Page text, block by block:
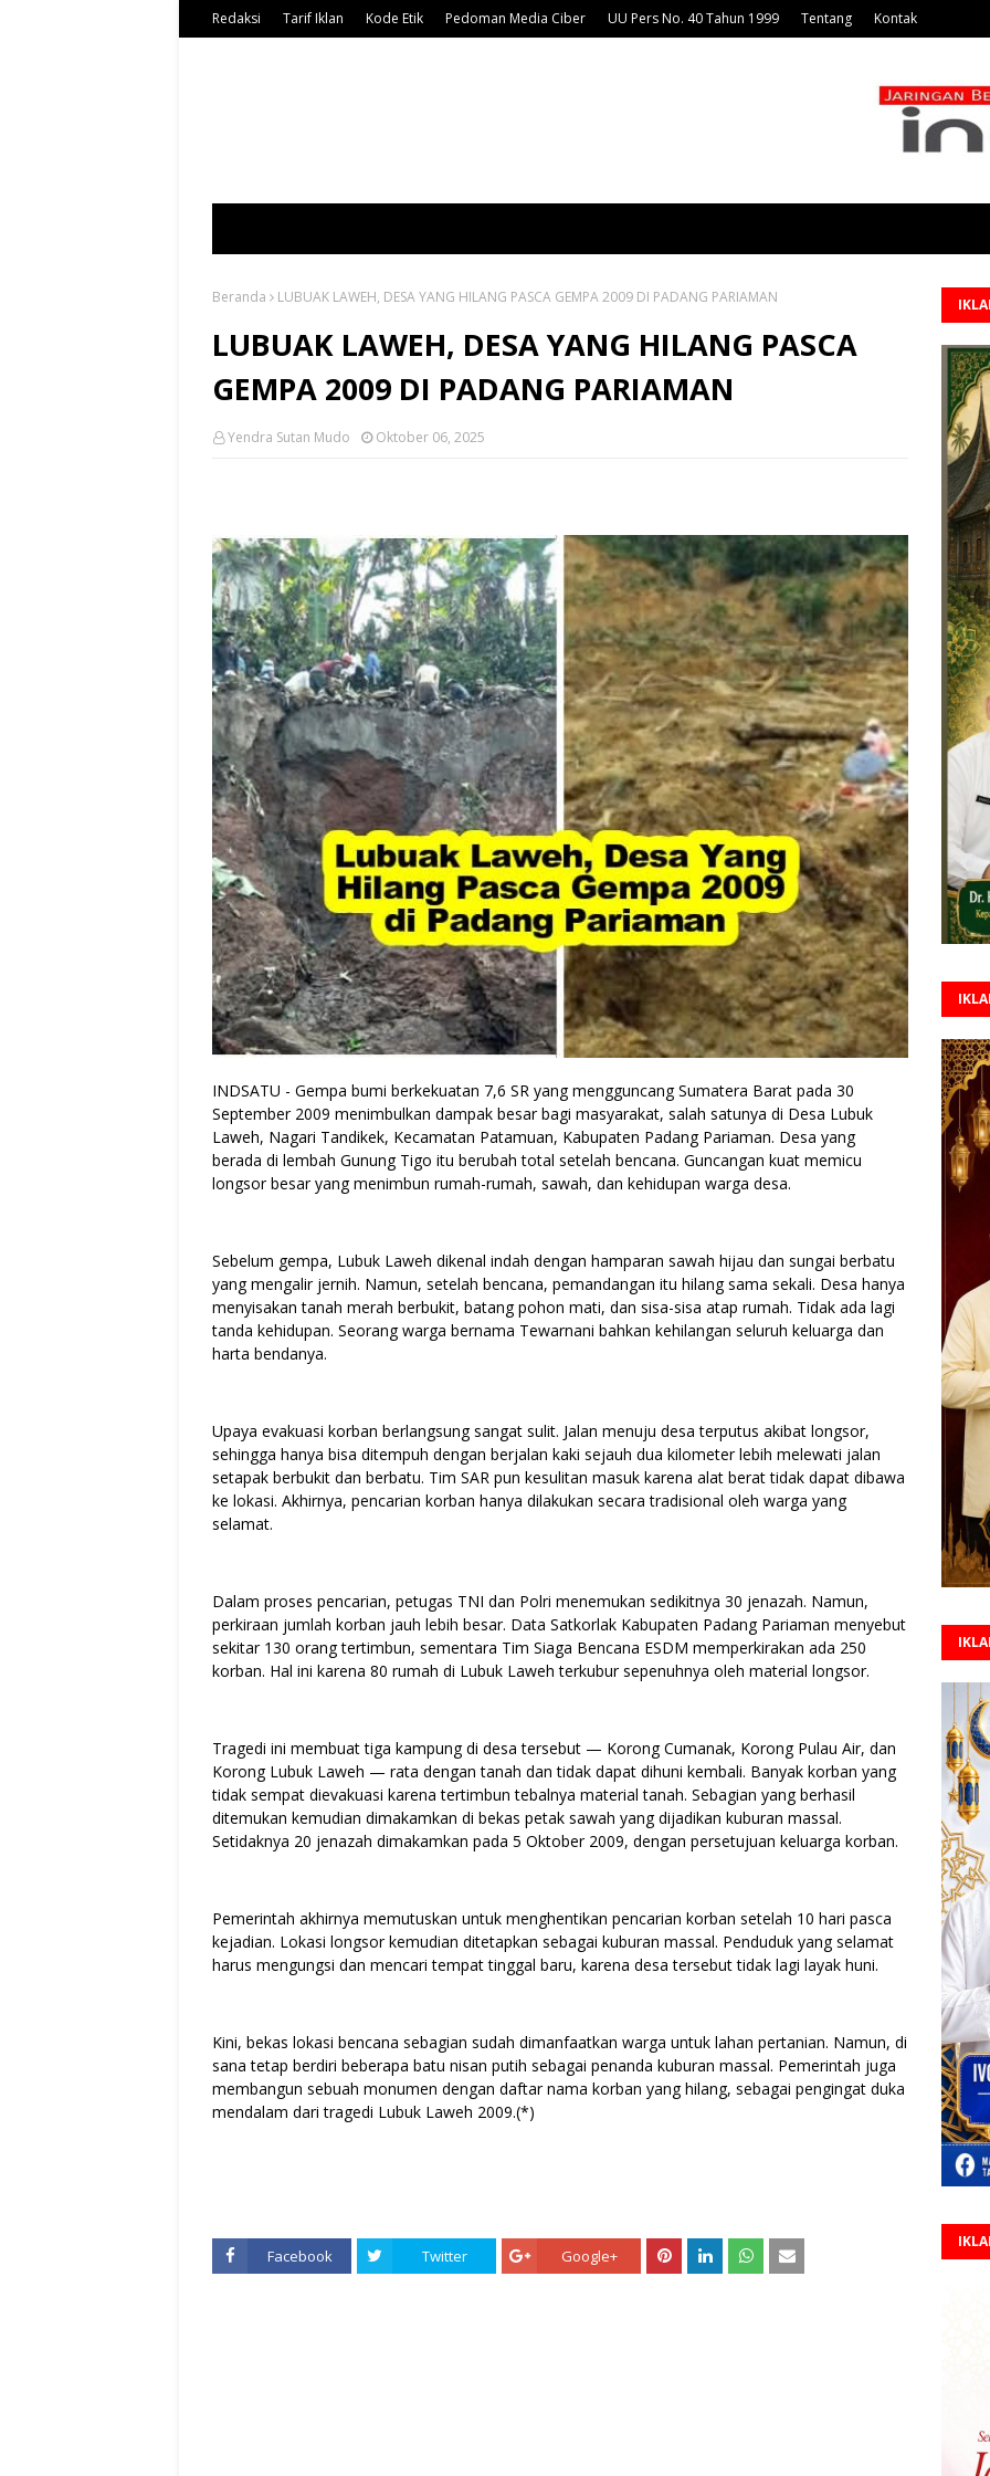
Redaksi Tarif Iklan Kode Etik Pedoman Media Ciber UU Pers No. 40 Tahun 1999 Tentang Kontak
Beranda LUBUAK LAWEH, DESA YANG HILANG PASCA GEMPA 2009 DI PADANG PARIAMAN
LUBUAK LAWEH, DESA YANG HILANG PASCA
GEMPA 2009 DI PADANG PARIAMAN
Yendra Sutan Mudo Oktober 06, 2025
INDSATU - Gempa bumi berkekuatan 7,6 SR yang mengguncang Sumatera Barat pada 30
September 2009 menimbulkan dampak besar bagi masyarakat, salah satunya di Desa Lubuk
Laweh, Nagari Tandikek, Kecamatan Patamuan, Kabupaten Padang Pariaman. Desa yang
berada di lembah Gunung Tigo itu berubah total setelah bencana. Guncangan kuat memicu
longsor besar yang menimbun rumah-rumah, sawah, dan kehidupan warga desa.
Sebelum gempa, Lubuk Laweh dikenal indah dengan hamparan sawah hijau dan sungai berbatu
yang mengalir jernih. Namun, setelah bencana, pemandangan itu hilang sama sekali. Desa hanya
menyisakan tanah merah berbukit, batang pohon mati, dan sisa-sisa atap rumah. Tidak ada lagi
tanda kehidupan. Seorang warga bernama Tewarnani bahkan kehilangan seluruh keluarga dan
harta bendanya.
Upaya evakuasi korban berlangsung sangat sulit. Jalan menuju desa terputus akibat longsor,
sehingga hanya bisa ditempuh dengan berjalan kaki sejauh dua kilometer lebih melewati jalan
setapak berbukit dan berbatu. Tim SAR pun kesulitan masuk karena alat berat tidak dapat dibawa
ke lokasi. Akhirnya, pencarian korban hanya dilakukan secara tradisional oleh warga yang
selamat.
Dalam proses pencarian, petugas TNI dan Polri menemukan sedikitnya 30 jenazah. Namun,
perkiraan jumlah korban jauh lebih besar. Data Satkorlak Kabupaten Padang Pariaman menyebut
sekitar 130 orang tertimbun, sementara Tim Siaga Bencana ESDM memperkirakan ada 250
korban. Hal ini karena 80 rumah di Lubuk Laweh terkubur sepenuhnya oleh material longsor.
Tragedi ini membuat tiga kampung di desa tersebut — Korong Cumanak, Korong Pulau Air, dan
Korong Lubuk Laweh — rata dengan tanah dan tidak dapat dihuni kembali. Banyak korban yang
tidak sempat dievakuasi karena tertimbun tebalnya material tanah. Sebagian yang berhasil
ditemukan kemudian dimakamkan di bekas petak sawah yang dijadikan kuburan massal.
Setidaknya 20 jenazah dimakamkan pada 5 Oktober 2009, dengan persetujuan keluarga korban.
Pemerintah akhirnya memutuskan untuk menghentikan pencarian korban setelah 10 hari pasca
kejadian. Lokasi longsor kemudian ditetapkan sebagai kuburan massal. Penduduk yang selamat
harus mengungsi dan mencari tempat tinggal baru, karena desa tersebut tidak lagi layak huni.
Kini, bekas lokasi bencana sebagian sudah dimanfaatkan warga untuk lahan pertanian. Namun, di
sana tetap berdiri beberapa batu nisan putih sebagai penanda kuburan massal. Pemerintah juga
membangun sebuah monumen dengan daftar nama korban yang hilang, sebagai pengingat duka
mendalam dari tragedi Lubuk Laweh 2009.(*)
Facebook Twitter Google+